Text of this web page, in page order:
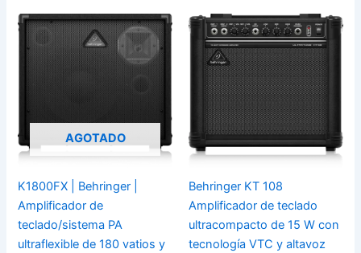
AGOTADO
K1800FX | Behringer |
Amplificador de
teclado/sistema PA
ultraflexible de 180 vatios y
Behringer KT 108
Amplificador de teclado
ultracompacto de 15 W con
tecnología VTC y altavoz